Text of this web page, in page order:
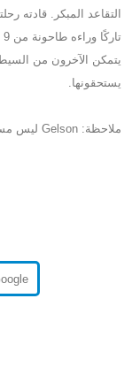
يتمكن الآخرون من
يستحقونها.
ملاحظة: Gelson ليس مستشارًا ماليًا وأي تعليق استثماري هو آرائه فقط.